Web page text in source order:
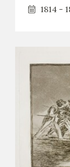
FRANCISCO DE
CRONOLOGÍA
EL VIAJE DE GOYA
1814 -